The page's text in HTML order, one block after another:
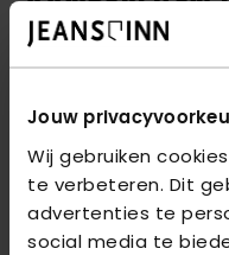
Jouw
Wij gebruiken
te verbeteren. Dit
advertenties te
social media te
Shop hier de meest